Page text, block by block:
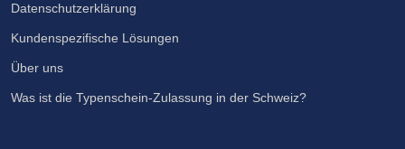
Datenschutzerklärung
Kundenspezifische Lösungen
Über uns
Was ist die Typenschein-Zulassung in der Schweiz?